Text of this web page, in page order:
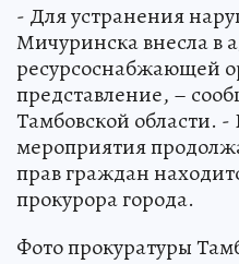
- Для устранения
Мичуринска внесла в
ресурсоснабжающей
представление, –
Тамбовской области.
мероприятия
прав граждан
прокурора города.
Фото прокуратуры